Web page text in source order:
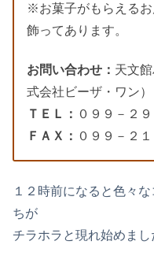
※お菓子がもらえる
飾ってあります。
お問い合わせ： 天文
式会社ビーザ・ワン）
ＴＥＬ： ０９９－２
ＦＡＸ： ０９９－２
１２時前になると色々
ちが
チラホラと現れ始めまし